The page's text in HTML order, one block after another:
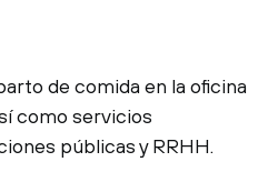
de comida en la oficina
como servicios
públicas y RRHH.